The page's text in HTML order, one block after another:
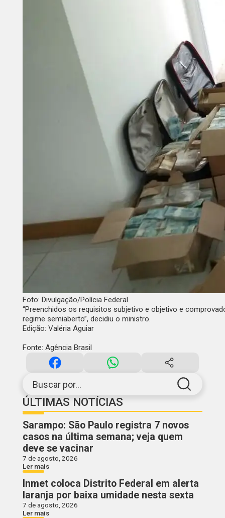
Buscar por...
ÚLTIMAS NOTÍCIAS
Sarampo: São Paulo registra 7 novos
casos na última semana; veja quem
deve se vacinar
7 de agosto, 2026
Ler mais
Inmet coloca Distrito Federal em alerta
laranja por baixa umidade nesta sexta
7 de agosto, 2026
Ler mais
Foto: Divulgação/Polícia Federal
“Preenchidos os requisitos subjetivo e objetivo e
regime semiaberto”, decidiu o ministro.
Edição: Valéria Aguiar
Fonte: Agência Brasil